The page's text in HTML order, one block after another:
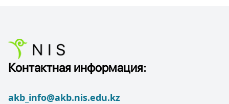
Контактная информация:
akb_info@akb.nis.edu.kz